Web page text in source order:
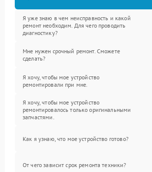
Я уже знаю в чем неисправность и какой
ремонт необходим. Для чего проводить
диагностику?
Мне нужен срочный ремонт. Сможете
сделать?
Я хочу, чтобы мое устройство
ремонтировали при мне.
Я хочу, чтобы мое устройство
ремонтировалось только оригинальными
запчастями.
Как я узнаю, что мое устройство готово?
От чего зависит срок ремонта техники?